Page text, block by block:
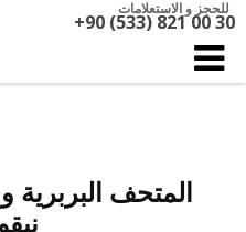
للحجز و الاستعلامات
+90 (533) 821 00 30
المتحف البربرية